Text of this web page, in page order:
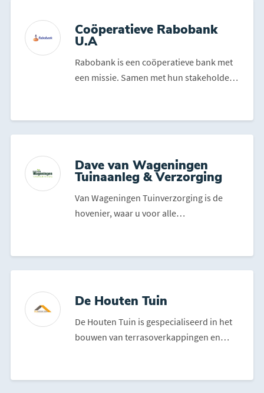
Coöperatieve Rabobank
U.A
Rabobank is een coöperatieve bank met
een missie. Samen met hun stakeholders
Dave van Wageningen
Tuinaanleg & Verzorging
Van Wageningen Tuinverzorging is de
hovenier, waar u voor alle
De Houten Tuin
De Houten Tuin is gespecialiseerd in het
bouwen van terrasoverkappingen en